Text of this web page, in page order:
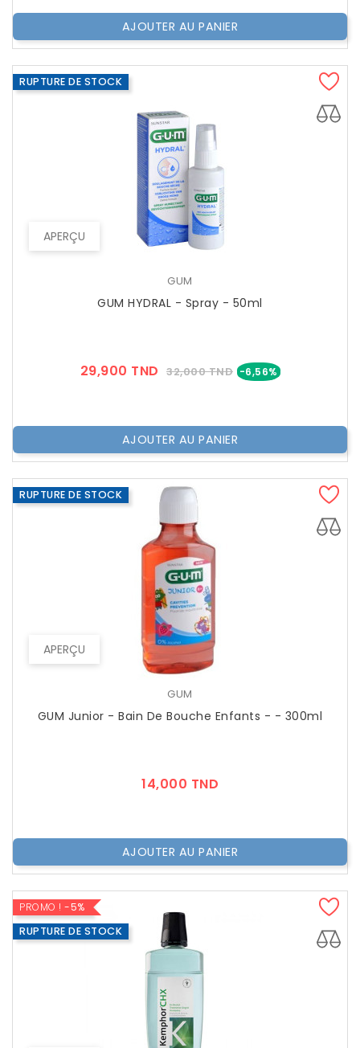
AJOUTER AU PANIER
APERÇU
RUPTURE DE STOCK
GUM
GUM HYDRAL - Spray - 50ml
29,900 TND Prix
32,000 TND -6,56% Prix
AJOUTER AU PANIER
APERÇU
RUPTURE DE STOCK
GUM
GUM Junior - Bain De Bouche Enfants - - 300ml
14,000 TND
AJOUTER AU PANIER
PROMO ! -5%
RUPTURE DE STOCK